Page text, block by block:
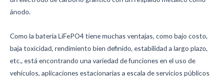
ánodo.
Como la batería LiFePO4 tiene muchas ventajas, como bajo costo,
baja toxicidad, rendimiento bien definido, estabilidad a largo plazo,
etc., está encontrando una variedad de funciones en el uso de
vehículos, aplicaciones estacionarias a escala de servicios públicos